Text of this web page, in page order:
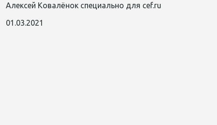
Алексей Ковалёнок специально для cef.ru
01.03.2021